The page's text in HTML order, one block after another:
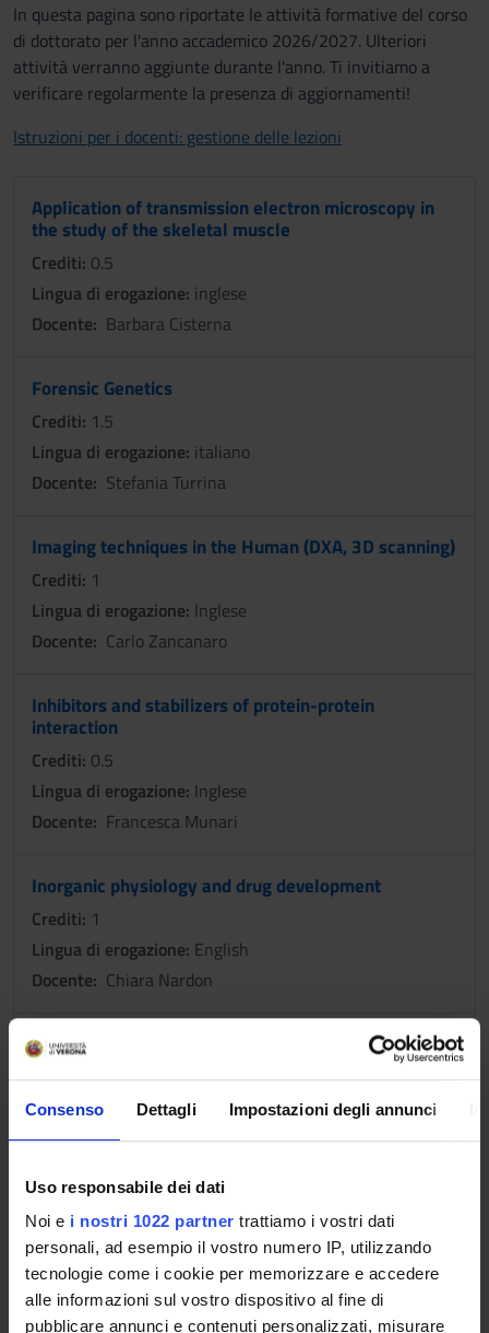
Consenso Dettagli Impostazioni degli annunci
Uso responsabile dei dati
Noi e i nostri 1022 partner trattiamo i vostri dati
personali, ad esempio il vostro numero IP, utilizzando
tecnologie come i cookie per memorizzare e accedere
alle informazioni sul vostro dispositivo al fine di
pubblicare annunci e contenuti personalizzati, misurare
In questa pagina sono riportate le attività formative del corso
di dottorato per l'anno accademico 2026/2027. Ulteriori
attività verranno aggiunte durante l'anno. Ti invitiamo a
verificare regolarmente la presenza di aggiornamenti!
Istruzioni per i docenti: gestione delle lezioni
Application of transmission electron microscopy in
the study of the skeletal muscle
Crediti: 0.5
Lingua di erogazione: inglese
Docente: Barbara Cisterna
Forensic Genetics
Crediti: 1.5
Lingua di erogazione: italiano
Docente: Stefania Turrina
Imaging techniques in the Human (DXA, 3D scanning)
Crediti: 1
Lingua di erogazione: Inglese
Docente: Carlo Zancanaro
Inhibitors and stabilizers of protein-protein
interaction
Crediti: 0.5
Lingua di erogazione: Inglese
Docente: Francesca Munari
Inorganic physiology and drug development
Crediti: 1
Lingua di erogazione: English
Docente: Chiara Nardon
Nanomaterials for biomedicine
Crediti:1
Lingua di erogazione:Inglese.
Docente:Adolfo Speghini
Practical aspects of fluorometry
Crediti:0.5
Lingua di erogazione:Inglese
Docente:Fabio Piccinelli